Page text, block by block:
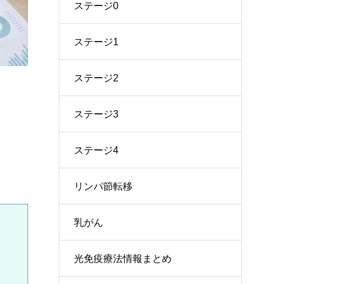
ステージ0
ステージ1
ステージ2
ステージ3
ステージ4
リンパ節転移
乳がん
光免疫療法情報まとめ